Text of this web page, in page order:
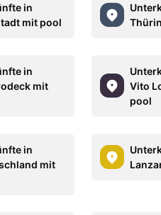
in
mit pool
in
mit
Vito
pool
in
mit